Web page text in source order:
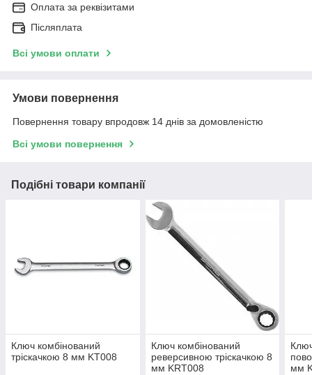
Оплата за реквізитами
Післяплата
Всі умови оплати
Умови повернення
Повернення товару впродовж 14 днів за домовленістю
Всі умови повернення
Подібні товари компанії
Ключ комбінований
тріскачкою 8 мм KT008
Ключ комбінований
реверсивною тріскачкою 8
мм KRT008
мм